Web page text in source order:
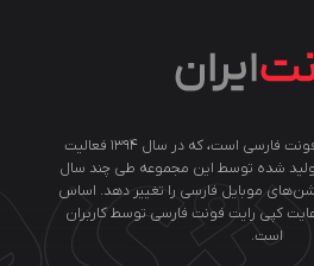
فونت ایران یک فروشگاه فونت فارسی است، که در سال ۱۳۹۴ فعالیت
تولید شده توسط این مجموعه طی چند سال
موبایل فارسی را تغییر دهد. اساس
کپی رایت فونت فارسی توسط کاربران
است.